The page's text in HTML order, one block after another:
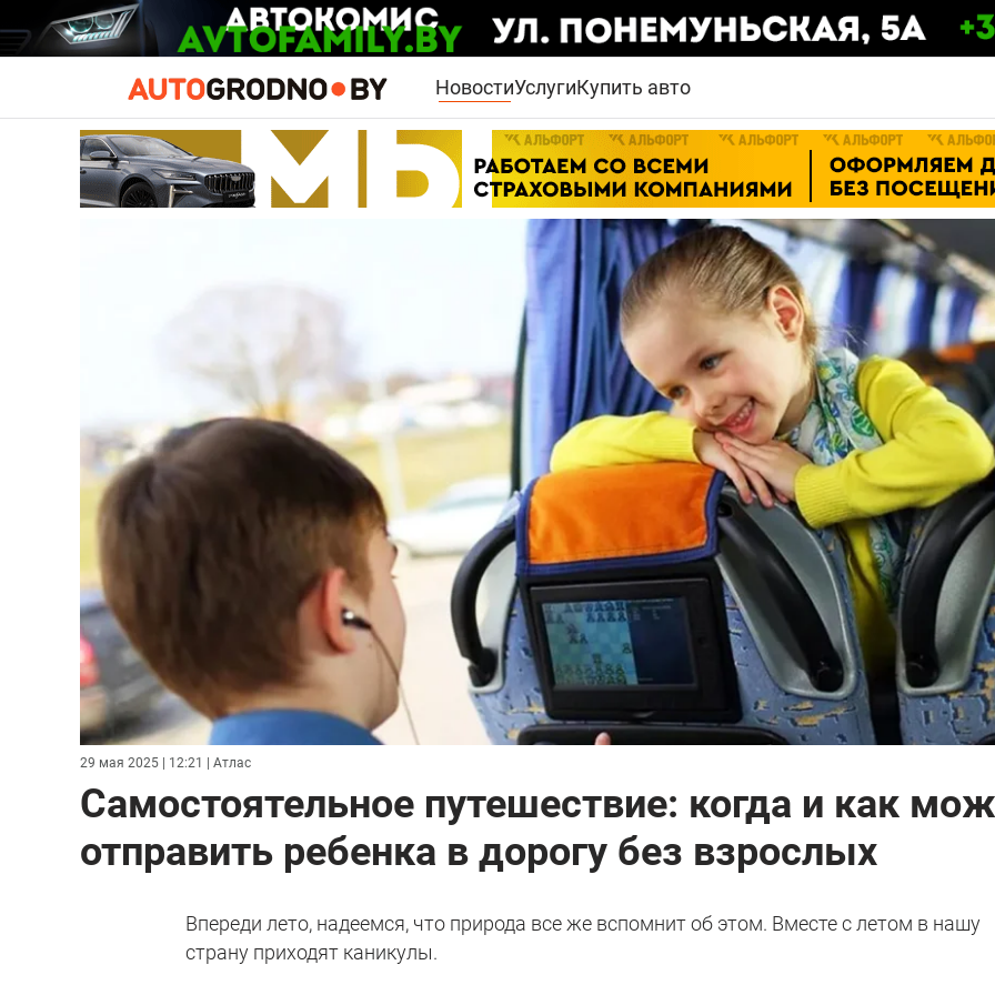
НовостиУслугиКупить авто
29 мая 2025 | 12:21 | Атлас
Самостоятельное путешествие: когда и как
отправить ребенка в дорогу без взрослых
Впереди лето, надеемся, что природа все же вспомнит об этом. Вместе с летом в нашу
страну приходят каникулы.